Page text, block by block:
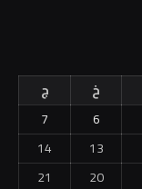
خ
ج
6
7
13
14
20
21